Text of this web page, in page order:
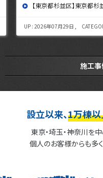
【東京都杉並区】東京都杉並区 解体
UP : 2026年07月29日 ,
施工事
設立以来、1万棟
東京・埼玉・神奈川を
個人のお客様からも多